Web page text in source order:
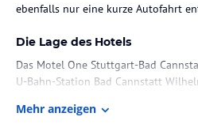
ebenfalls nur eine kurze Autofahrt
Die Lage des Hotels
Das Motel One Stuttgart-Bad
U-Bahn-Station Bad Cannstatt
Der Zoo Wilhelma und der
Mehr anzeigen